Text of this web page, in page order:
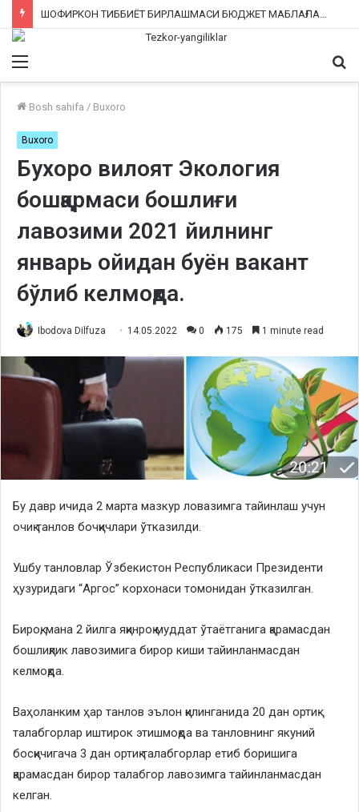
ШОФИРКОН ТИББИЁТ БИРЛАШМАСИ БЮДЖЕТ МАБЛАҒЛАРИНИ ТАЛОН-ТАРОЖ ҚИЛИНГАНИ РОСТМИ?
Menu
Bosh sahifa / Buxoro
Buxoro
Бухоро вилоят Экология
бошқармаси бошлиғи
лавозими 2021 йилнинг
январь ойидан буён вакант
бўлиб келмоқда.
Ibodova Dilfuza 14.05.2022 0 175 1 minute read
Бу давр ичида 2 марта мазкур ловазимга тайинлаш учун
очиқ танлов бочқичлари ўтказилди.
Ушбу танловлар Ўзбекистон Республикаси Президенти
ҳузуридаги “Аргос” корхонаси томонидан ўтказилган.
Бироқ, мана 2 йилга яқинроқ муддат ўтаётганига қарамасдан
бошлиқлик лавозимига бирор киши тайинланмасдан
келмоқда.
Ваҳоланким ҳар танлов эълон қилинганида 20 дан ортиқ
талабгорлар иштирок этишмоқда ва танловнинг якуний
босқичигача 3 дан ортиқ талабгорлар етиб боришига
қарамасдан бирор талабгор лавозимга тайинланмасдан
келган.